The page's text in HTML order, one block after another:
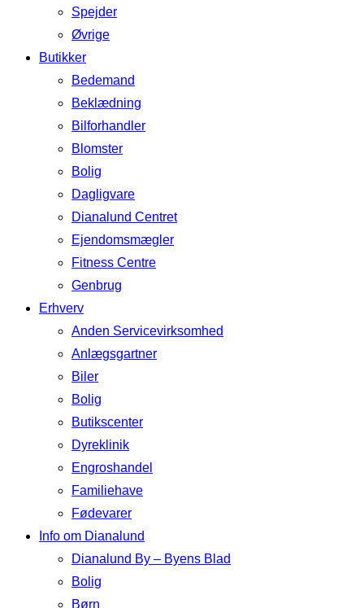
Spejder
Øvrige
Butikker
Bedemand
Beklædning
Bilforhandler
Blomster
Bolig
Dagligvare
Dianalund Centret
Ejendomsmægler
Fitness Centre
Genbrug
Erhverv
Anden Servicevirksomhed
Anlægsgartner
Biler
Bolig
Butikscenter
Dyreklinik
Engroshandel
Familiehave
Fødevarer
Info om Dianalund
Dianalund By – Byens Blad
Bolig
Børn